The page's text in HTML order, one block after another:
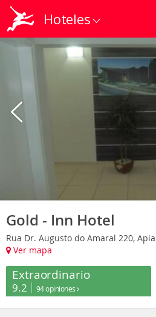
Hoteles
Gold - Inn Hotel
Rua Dr. Augusto do Amaral 220,
Ver mapa
Extraordinario
9.2 94 opiniones